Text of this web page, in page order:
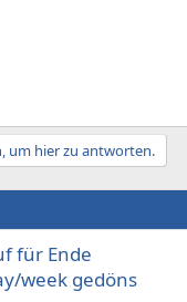
um hier zu antworten.
für Ende
week gedöns